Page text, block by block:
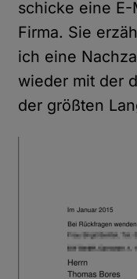
schicke eine
Firma. Sie
ich eine
wieder mit der
der größten